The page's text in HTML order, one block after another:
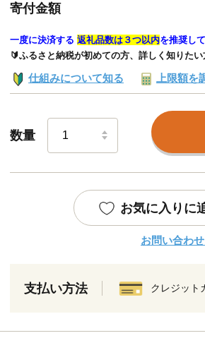
寄付金額
一度に決済する 返礼品数は３つ以内を推奨し
🔰ふるさと納税が初めての方、詳しく知りたい
仕組みについて知る 上限額を
数量
お気に入りに
お問い合わ
支払い方法 クレジット